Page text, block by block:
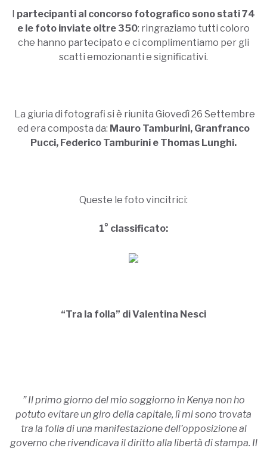
partecipanti al concorso fotografico sono stati 74
e le foto inviate oltre 350: ringraziamo tutti coloro
che hanno partecipato e ci complimentiamo per gli
scatti emozionanti e significativi.
La giuria di fotografi si è riunita Giovedì 26 Settembre
ed era composta da: Mauro Tamburini, Granfranco
Pucci, Federico Tamburini e Thomas Lunghi.
Queste le foto vincitrici:
1° classificato:
“Tra la folla” di Valentina Nesci
” Il primo giorno del mio soggiorno in Kenya non ho
potuto evitare un giro della capitale, lì mi sono trovata
tra la folla di una manifestazione dell’opposizione al
governo che rivendicava il diritto alla libertà di stampa. Il